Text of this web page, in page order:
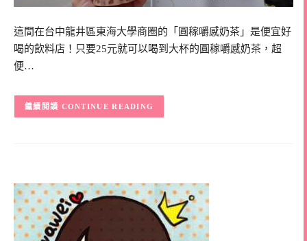
這間在台中龍井區東海大學商圈的「圓稼嚼感奶茶」是便宜好
喝的飲料店！只要25元就可以喝到大杯的圓稼嚼感奶茶，超
便…
CONTINUE READING